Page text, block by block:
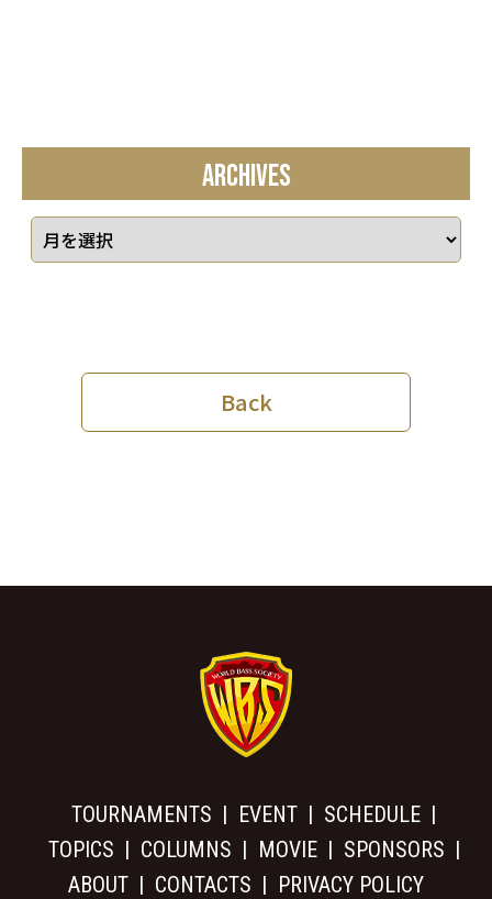
ARCHIVES
Back
TOURNAMENTS EVENT
SCHEDULE
TOPICS
COLUMNS MOVIE
SPONSORS
ABOUT
CONTACTS PRIVACY POLICY